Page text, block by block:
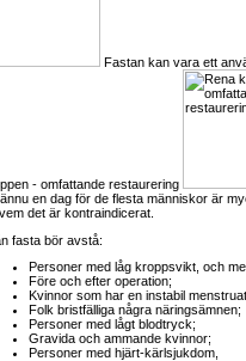
Fastan kan vara ett
- omfattande restaurering
en dag för de flesta människor är
det är kontraindicerat.
fasta bör avstå:
Personer med låg kroppsvikt, och
Före och efter operation;
Kvinnor som har en instabil
Folk bristfälliga några näringsämnen;
Personer med lågt blodtryck;
Gravida och ammande kvinnor;
Personer med hjärt-kärlsjukdom,